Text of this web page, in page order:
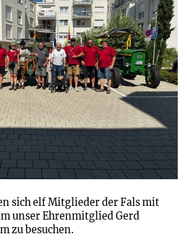
sich elf Mitglieder der Fals mit
unser Ehrenmitglied Gerd
zu besuchen.